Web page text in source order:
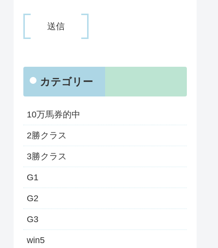
カテゴリー
10万馬券的中
2勝クラス
3勝クラス
G1
G2
G3
win5